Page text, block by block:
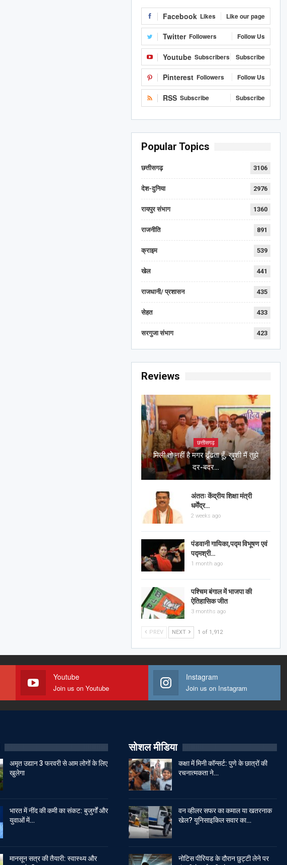
Facebook Likes Like our page
Twitter Followers Follow Us
Youtube Subscribers Subscribe
Pinterest Followers Follow Us
RSS Subscribe Subscribe
Popular Topics
छत्तीसगढ़ 3106
देश-दुनिया 2976
रायपुर संभाग 1360
राजनीति 891
क्राइम 539
खेल 441
राजधानी/ प्रशासन 435
सेहत 433
सरगुजा संभाग 423
Reviews
छत्तीसगढ़
मिली तो नहीं है मगर ढूँढता हूँ, ख़ुशी मैं तुझे
दर-बदर…
अंततः केंद्रीय शिक्षा मंत्री
धर्मेंद्र…
2 weeks ago
पंडवानी गायिका,पद्म विभूषण एवं
पद्मश्री…
1 month ago
पश्चिम बंगाल में भाजपा की
ऐतिहासिक जीत
3 months ago
PREV NEXT 1 of 1,912
Youtube
Join us on Youtube
Instagram
Join us on Instagram
अमृत उद्यान 3 फरवरी से आम लोगों के लिए
खुलेगा
भारत में नींद की कमी का संकट: बुजुर्गों और
युवाओं में…
मानसून सत्र की तैयारी: स्वास्थ्य और
सोशल मीडिया
कक्षा में मिनी कॉन्सर्ट: पुणे के छात्रों की
रचनात्मकता ने…
वन व्हीलर सफर का कमाल या खतरनाक
खेल? यूनिसाइकिल सवार का…
नोटिस पीरियड के दौरान छुट्टी लेने पर